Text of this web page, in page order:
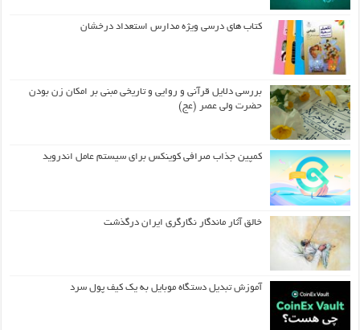
کتاب های درسی ویژه مدارس استعداد درخشان
بررسی دلایل قرآنی و روایی و تاریخی مبنی بر امکان زن بودن
حضرت ولی عصر (عج)
کمپین جذاب صرافی کوینکس برای سیستم عامل اندروید
خالق آثار ماندگار نگارگری ایران درگذشت
آموزش تبدیل دستگاه موبایل به یک کیف‌ پول سرد